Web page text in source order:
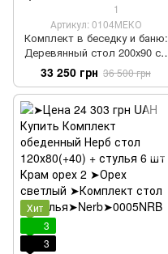
1
Артикул: 0104МЕКО
Комплект в беседку и баню:
Деревянный стол 200х90 см
+ 4 стульев массив дерева
33 250 грн 36 500 грн
Хит
3
3